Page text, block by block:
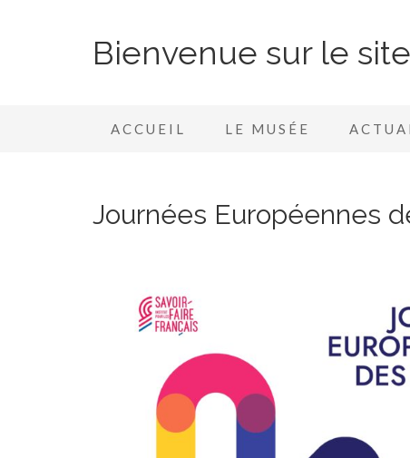
Bienvenue sur le
ACCUEIL LE MUSÉE
Journées Européennes